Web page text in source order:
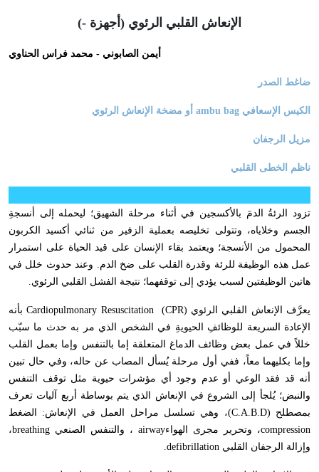
الإنعاش القلبي الرئوي (أجهزة -)
أيمن الصابوني - محمد فراس الحناوي
ضاغط الصدر
الكيس الإسعافي ambu bag أو مضخة الإنعاش الرئوي
مزيل الرجفان
ناظم الخطى القلبي
تزود الرئةُ الدمَ بالأكسجين في أثناء مرحلة الشهيق؛ ليحمله إلى أنسجةِ
الجسم وخلاياه، وتتولى تخليصه بعملية الزفير من ثنائي أكسيد الكربون
المحمول من الأنسجة؛ ويعتمد بقاء الإنسان على قيد الحياة على استمرار
عمل هذه الوظيفة للرئة وقدرة القلب على ضخ الدم. وعند حدوث خلل في
هاتين الوظيفتين لسبب يؤدي إلى توقفهما؛ نتيجة الفشل القلبي الرئوي.
يعرَّف الإنعاش القلبي الرئوي (CPR
)
Cardiopulmonary Resuscitation بأنه
الإعادة السريعة للوظائفِ الحيويةِ في الشخص الذي مر به حدث ما سبّب
خللاً في عمل بعض وظائف الدماغ المتعلقة إما بالتنفس وإما بعمل القلب
وإما بكليهما معاً، ففي أول مرحلة يُسأل المصاب عن حاله، وفي حال تبين
أنه قد فقد الوعي أو عدم وجود أي مؤشرات حيوية مثل توقف التنفس
والنبض؛ يُلجأ إلى الشروع في الإنعاش الذي يتم بوساطة أربع آليات تعرف
بمصطلح (C.A.B.D
)، وهي تسلسل مراحل العمل في الإنعاش: الضغط
compression، وتحرير مجرى الهواءairway ، والتنفس الصنعي breathing،
وإزالة الرجفان القلبي defibrillation
.